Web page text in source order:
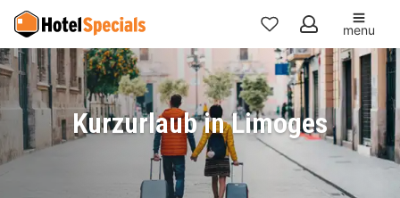
Meine
Favoriten
menu
Kurzurlaub in Limoges